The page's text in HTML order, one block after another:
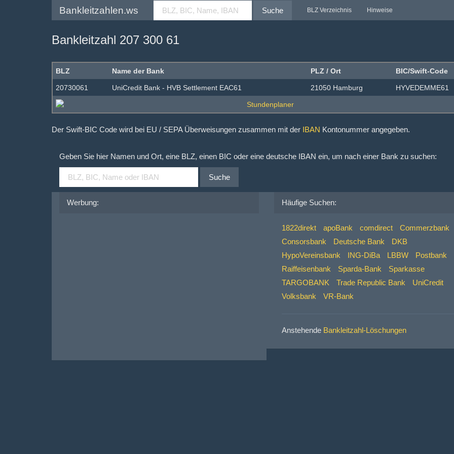
Bankleitzahlen.ws Suche BLZ Verzeichnis Hinweise
Bankleitzahl 207 300 61
BLZ Name der Bank PLZ / Ort BIC/Swift-Code
20730061 UniCredit Bank - HVB Settlement EAC61 21050 Hamburg HYVEDEMME61
Der Swift-BIC Code wird bei EU / SEPA Überweisungen zusammen mit der IBAN Kontonummer angegeben.
Geben Sie hier Namen und Ort, eine BLZ, einen BIC oder eine deutsche IBAN ein, um nach einer Bank zu suchen:
Suche
Werbung: Häufige Suchen:
1822direkt apoBank comdirect
Commerzbank
Consorsbank
Deutsche Bank
DKB
HypoVereinsbank
ING-DiBa LBBW
Postbank
Raiffeisenbank
Sparda-Bank
Sparkasse
TARGOBANK
Trade Republic Bank
UniCredit
Volksbank
VR-Bank
Anstehende Bankleitzahl-Löschungen